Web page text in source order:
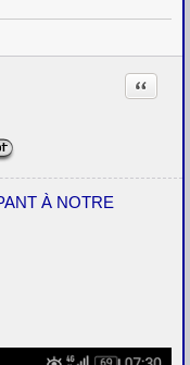
Citation